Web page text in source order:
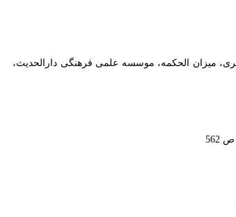
ری شهری، میزان الحکمه، موسسه علمی فرهنگی دارالحدیث،